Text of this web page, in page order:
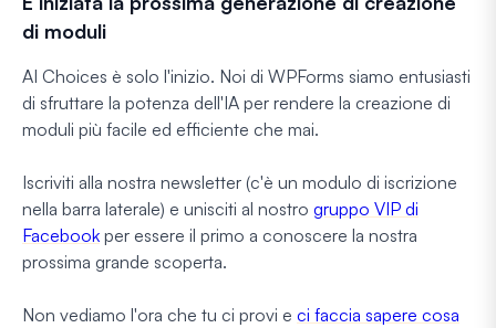
di moduli
AI Choices è solo l'inizio. Noi di WPForms siamo entusiasti
di sfruttare la potenza dell'IA per rendere la creazione di
moduli più facile ed efficiente che mai.
Iscriviti alla nostra newsletter (c'è un modulo di iscrizione
nella barra laterale) e unisciti al nostro gruppo VIP di
Facebook per essere il primo a conoscere la nostra
prossima grande scoperta.
Non vediamo l'ora che tu ci provi e ci faccia sapere cosa